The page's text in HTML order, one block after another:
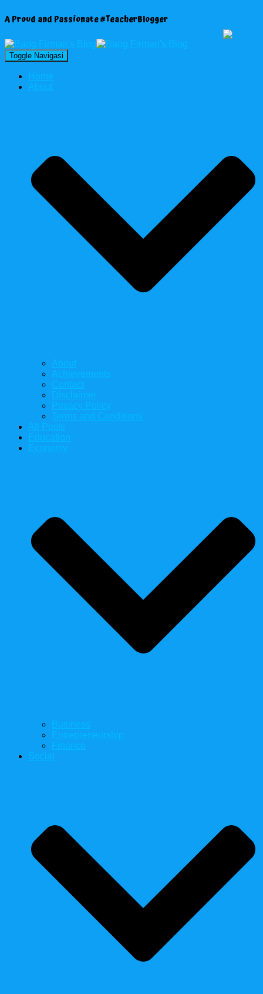
A Proud and Passionate #TeacherBlogger
Toggle Navigasi
Home
About
About
Achievements
Contact
Disclaimer
Privacy Policy
Terms and Conditions
All Posts
Education
Economy
Business
Entrepreneurship
Finance
Social